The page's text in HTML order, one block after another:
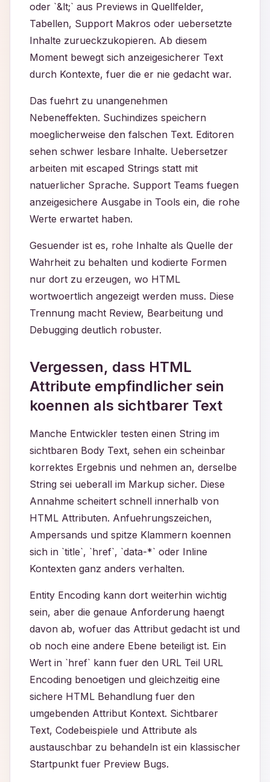
oder `&lt;` aus Previews in Quellfelder,
Tabellen, Support Makros oder uebersetzte
Inhalte zurueckzukopieren. Ab diesem
Moment bewegt sich anzeigesicherer Text
durch Kontexte, fuer die er nie gedacht war.
Das fuehrt zu unangenehmen
Nebeneffekten. Suchindizes speichern
moeglicherweise den falschen Text. Editoren
sehen schwer lesbare Inhalte. Uebersetzer
arbeiten mit escaped Strings statt mit
natuerlicher Sprache. Support Teams fuegen
anzeigesichere Ausgabe in Tools ein, die rohe
Werte erwartet haben.
Gesuender ist es, rohe Inhalte als Quelle der
Wahrheit zu behalten und kodierte Formen
nur dort zu erzeugen, wo HTML
wortwoertlich angezeigt werden muss. Diese
Trennung macht Review, Bearbeitung und
Debugging deutlich robuster.
Vergessen, dass HTML
Attribute empfindlicher sein
koennen als sichtbarer Text
Manche Entwickler testen einen String im
sichtbaren Body Text, sehen ein scheinbar
korrektes Ergebnis und nehmen an, derselbe
String sei ueberall im Markup sicher. Diese
Annahme scheitert schnell innerhalb von
HTML Attributen. Anfuehrungszeichen,
Ampersands und spitze Klammern koennen
sich in `title`, `href`, `data-*` oder Inline
Kontexten ganz anders verhalten.
Entity Encoding kann dort weiterhin wichtig
sein, aber die genaue Anforderung haengt
davon ab, wofuer das Attribut gedacht ist und
ob noch eine andere Ebene beteiligt ist. Ein
Wert in `href` kann fuer den URL Teil URL
Encoding benoetigen und gleichzeitig eine
sichere HTML Behandlung fuer den
umgebenden Attribut Kontext. Sichtbarer
Text, Codebeispiele und Attribute als
austauschbar zu behandeln ist ein klassischer
Startpunkt fuer Preview Bugs.